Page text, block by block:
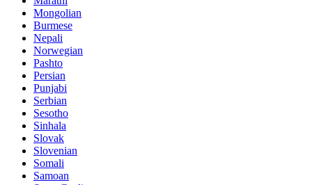
Mongolian
Burmese
Nepali
Norwegian
Pashto
Persian
Punjabi
Serbian
Sesotho
Sinhala
Slovak
Slovenian
Somali
Samoan